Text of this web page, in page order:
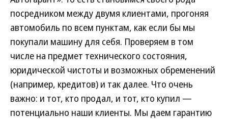
посредником между двумя клиентами, прогоняя
автомобиль по всем пунктам, как если бы мы
покупали машину для себя. Проверяем в том
числе на предмет технического состояния,
юридической чистоты и возможных обременений
(например, кредитов) и так далее. Что очень
важно: и тот, кто продал, и тот, кто купил —
потенциально наши клиенты. Мы даем гарантию